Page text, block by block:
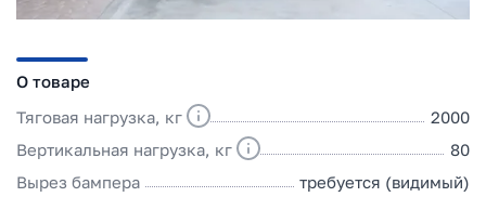
О товаре
Тяговая нагрузка, кг
2000
Вертикальная нагрузка, кг
80
Вырез бампера
требуется (видимый)